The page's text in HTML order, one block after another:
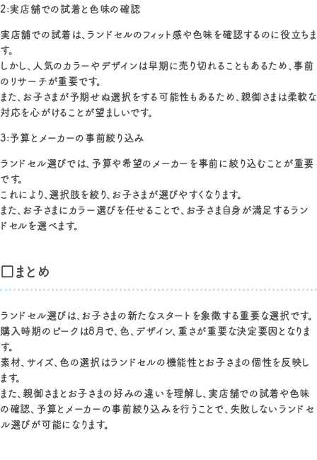
2:実店舗での試着と色味の確認
実店舗での試着は、ランドセルのフィット感や色味を確認するのに役立ちま
す。
しかし、人気のカラーやデザインは早期に売り切れることもあるため、事前
のリサーチが重要です。
また、お子さまが予期せぬ選択をする可能性もあるため、親御さまは柔軟な
対応を心がけることが望ましいです。
3:予算とメーカーの事前絞り込み
ランドセル選びでは、予算や希望のメーカーを事前に絞り込むことが重要
です。
これにより、選択肢を絞り、お子さまが選びやすくなります。
また、お子さまにカラー選びを任せることで、お子さま自身が満足するラン
ドセルを選べます。
□まとめ
ランドセル選びは、お子さまの新たなスタートを象徴する重要な選択です。
購入時期のピークは8月で、色、デザイン、重さが重要な決定要因となりま
す。
素材、サイズ、色の選択はランドセルの機能性とお子さまの個性を反映し
ます。
また、親御さまとお子さまの好みの違いを理解し、実店舗での試着や色味
の確認、予算とメーカーの事前絞り込みを行うことで、失敗しないランドセ
ル選びが可能になります。